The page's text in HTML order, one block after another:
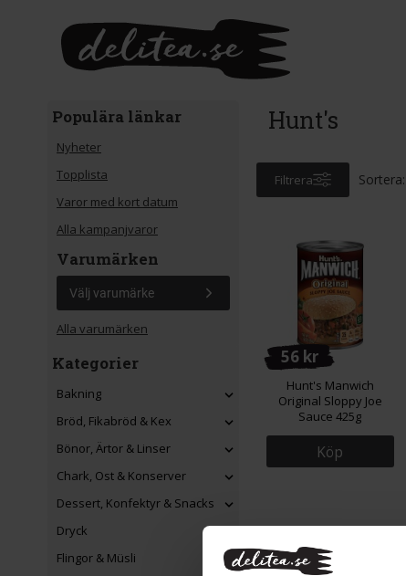
Populära länkar
Nyheter
Topplista
Varor med kort datum
Alla kampanjvaror
Varumärken
Välj varumärke
Alla varumärken
Kategorier
Bakning
Bröd, Fikabröd & Kex
Bönor, Ärtor & Linser
Chark, Ost & Konserver
Dessert, Konfektyr & Snacks
Dryck
Flingor & Müsli
Hunt's
Filtrera Sortera:
56 kr
Hunt's Manwich
Original Sloppy Joe
Sauce 425g
Köp